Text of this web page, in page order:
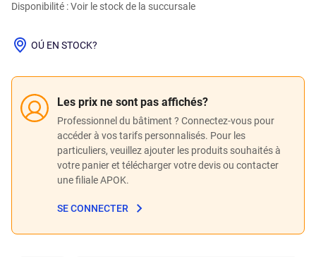
Disponibilité : Voir le stock de la succursale
Les prix ne sont pas affichés?
Professionnel du bâtiment ? Connectez-vous pour
accéder à vos tarifs personnalisés. Pour les
particuliers, veuillez ajouter les produits souhaités à
votre panier et télécharger votre devis ou contacter
une filiale APOK.
SE CONNECTER
OÚ EN STOCK?